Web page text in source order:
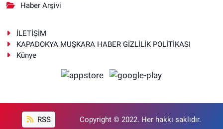
Haber Arşivi
İLETİŞİM
KAPADOKYA MUŞKARA HABER GİZLİLİK POLİTİKASI
Künye
RSS Copyright © 2022. Her hakkı saklıdır.